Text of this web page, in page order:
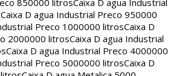
850000 litrosCaixa D agua Industrial
Caixa D agua Industrial Preco 950000
Preco 1000000 litrosCaixa D
2000000 litrosCaixa D agua Industrial
Caixa D agua Industrial Preco 4000000
Preco 5000000 litrosCaixa D